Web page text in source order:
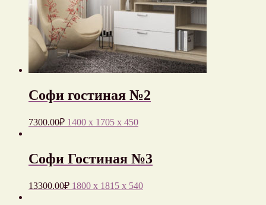
Софи гостиная №2
7300.00₽ 1400 x 1705 x 450
Софи Гостиная №3
13300.00₽ 1800 x 1815 x 540